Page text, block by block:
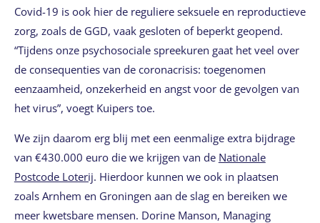
Covid-19 is ook hier de reguliere seksuele en reproductieve
zorg, zoals de GGD, vaak gesloten of beperkt geopend.
“Tijdens onze psychosociale spreekuren gaat het veel over
de consequenties van de coronacrisis: toegenomen
eenzaamheid, onzekerheid en angst voor de gevolgen van
het virus”, voegt Kuipers toe.
We zijn daarom erg blij met een eenmalige extra bijdrage
van €430.000 euro die we krijgen van de Nationale
Postcode Loterij. Hierdoor kunnen we ook in plaatsen
zoals Arnhem en Groningen aan de slag en bereiken we
meer kwetsbare mensen. Dorine Manson, Managing